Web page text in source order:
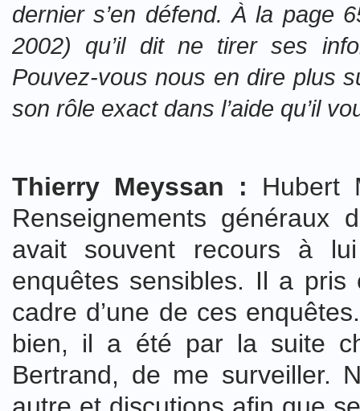
dernier s’en défend. À la page
2002) qu’il dit ne tirer ses
Pouvez-vous nous en dire plus
son rôle exact dans l’aide qu’il
Thierry Meyssan : Hubert
Renseignements généraux
avait souvent recours à
enquêtes sensibles. Il a
cadre d’une de ces
bien, il a été par la suite
Bertrand, de me surveiller.